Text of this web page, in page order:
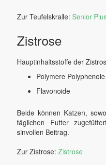
Zur Teufelskralle: Senior
Zistrose
Hauptinhaltsstoffe der
Polymere Polyphenole
Flavonoide
Beide können Katzen,
täglichen Futter
sinvollen Beitrag.
Zur Zistrose: Zistrose